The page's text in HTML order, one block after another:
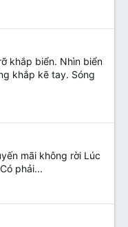
khắp biển. Nhìn biển
khắp kẽ tay. Sóng
mãi không rời Lúc
phải...